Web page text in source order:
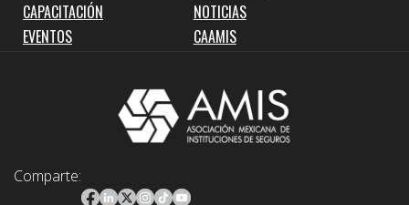
CAPACITACIÓN
NOTICIAS
EVENTOS
CAAMIS
Comparte: